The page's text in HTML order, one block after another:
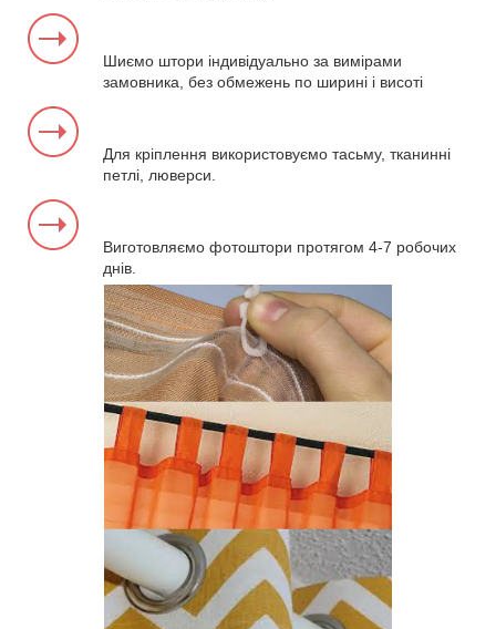
Шиємо штори індивідуально за вимірами
замовника, без обмежень по ширині і висоті
Для кріплення використовуємо тасьму, тканинні
петлі, люверси.
Виготовляємо фотоштори протягом 4-7 робочих
днів.